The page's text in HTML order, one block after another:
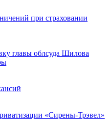
при страховании
главы облсуда Шилова
«Сирены-Трэвел»